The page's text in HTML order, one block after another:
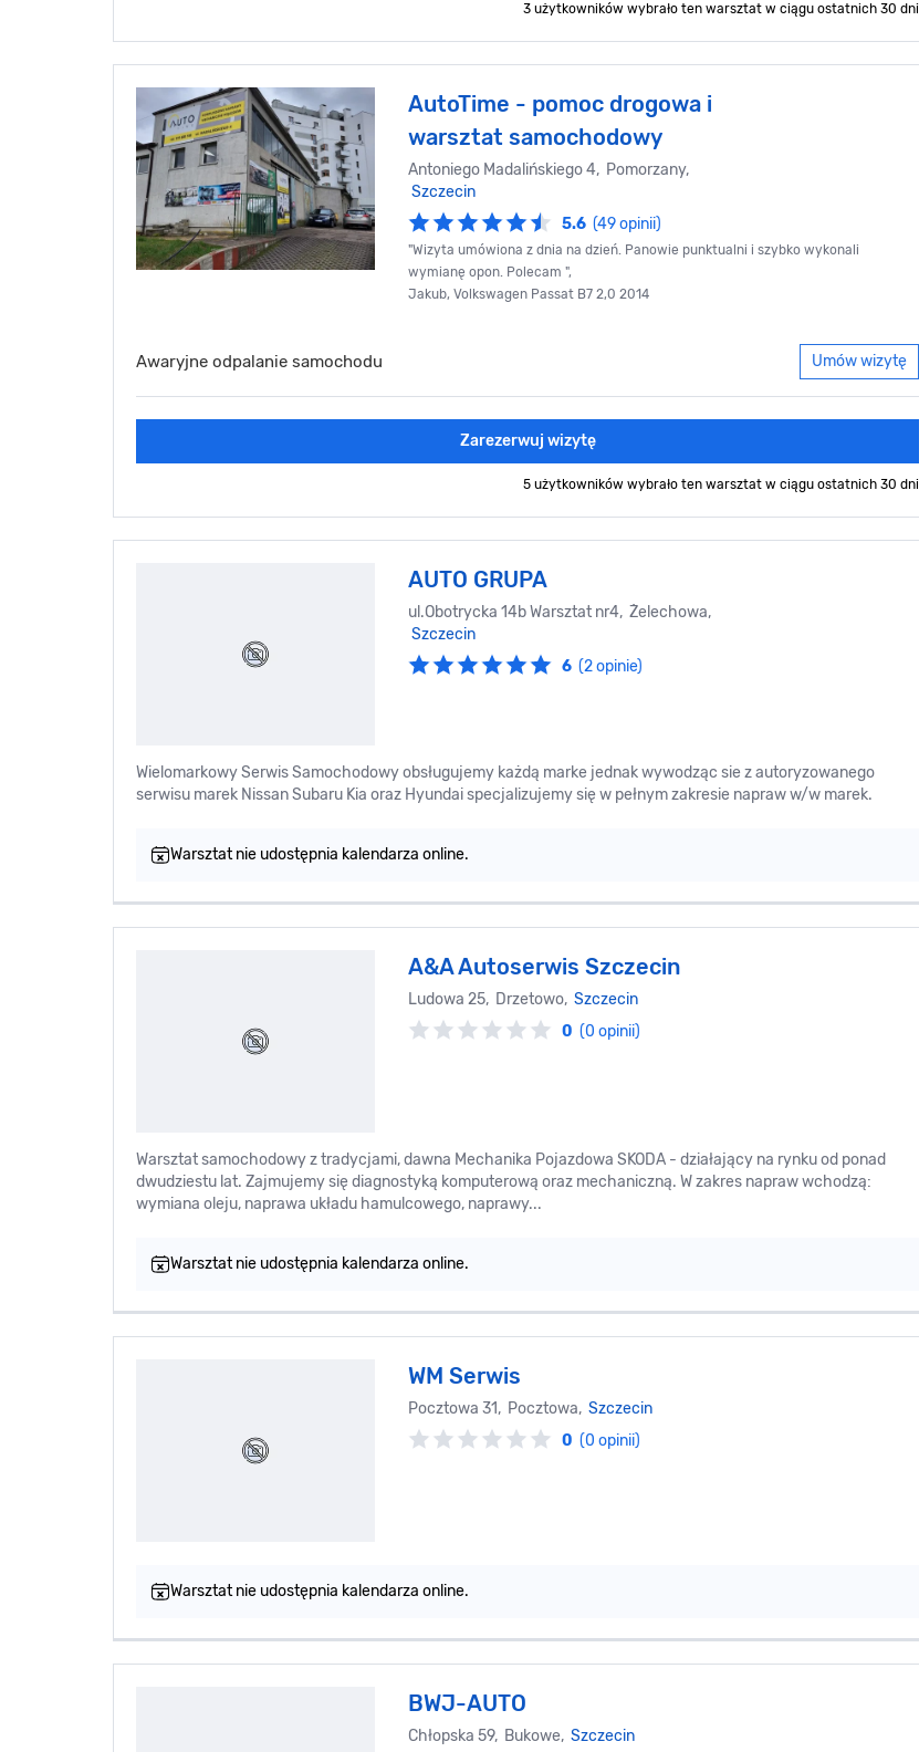
3 użytkowników wybrało ten warsztat w ciągu ostatnich 30 dni
AutoTime - pomoc drogowa i
warsztat samochodowy
Antoniego Madalińskiego 4, Pomorzany,
Szczecin
5.6 (49 opinii)
"Wizyta umówiona z dnia na dzień. Panowie punktualni i szybko wykonali
wymianę opon. Polecam ",
Jakub, Volkswagen Passat B7 2,0 2014
Awaryjne odpalanie samochodu Umów wizytę
Zarezerwuj wizytę
5 użytkowników wybrało ten warsztat w ciągu ostatnich 30 dni
AUTO GRUPA
ul.Obotrycka 14b Warsztat nr4, Żelechowa,
Szczecin
6 (2 opinie)
Wielomarkowy Serwis Samochodowy obsługujemy każdą marke jednak wywodząc sie z autoryzowanego
serwisu marek Nissan Subaru Kia oraz Hyundai specjalizujemy się w pełnym zakresie napraw w/w marek.
Warsztat nie udostępnia kalendarza online.
A&A Autoserwis Szczecin
Ludowa 25, Drzetowo, Szczecin
0 (0 opinii)
Warsztat samochodowy z tradycjami, dawna Mechanika Pojazdowa SKODA - działający na rynku od ponad
dwudziestu lat. Zajmujemy się diagnostyką komputerową oraz mechaniczną. W zakres napraw wchodzą:
wymiana oleju, naprawa układu hamulcowego, naprawy...
Warsztat nie udostępnia kalendarza online.
WM Serwis
Pocztowa 31, Pocztowa, Szczecin
0 (0 opinii)
Warsztat nie udostępnia kalendarza online.
BWJ-AUTO
Chłopska 59, Bukowe, Szczecin